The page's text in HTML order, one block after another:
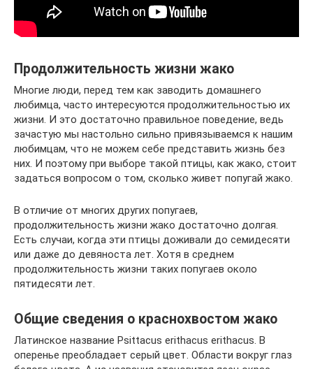
Продолжительность жизни жако
Многие люди, перед тем как заводить домашнего
любимца, часто интересуются продолжительностью их
жизни. И это достаточно правильное поведение, ведь
зачастую мы настольно сильно привязываемся к нашим
любимцам, что не можем себе представить жизнь без
них. И поэтому при выборе такой птицы, как жако, стоит
задаться вопросом о том, сколько живет попугай жако.
В отличие от многих других попугаев,
продолжительность жизни жако достаточно долгая.
Есть случаи, когда эти птицы доживали до семидесяти
или даже до девяноста лет. Хотя в среднем
продолжительность жизни таких попугаев около
пятидесяти лет.
Общие сведения о краснохвостом жако
Латинское название Psittacus erithacus erithacus. В
оперенье преобладает серый цвет. Области вокруг глаз